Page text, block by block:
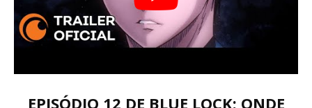
EPISÓDIO 12 DE BLUE LOCK: ONDE